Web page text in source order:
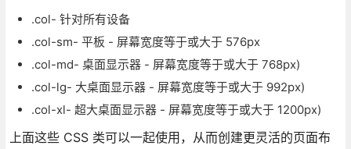
.col- 针对所有设备
.col-sm- 平板 - 屏幕宽度等于或大于 576px
.col-md- 桌面显示器 - 屏幕宽度等于或大于 768px)
.col-lg- 大桌面显示器 - 屏幕宽度等于或大于 992px)
.col-xl- 超大桌面显示器 - 屏幕宽度等于或大于 1200px)
上面这些 CSS 类可以一起使用，从而创建更灵活的页面布